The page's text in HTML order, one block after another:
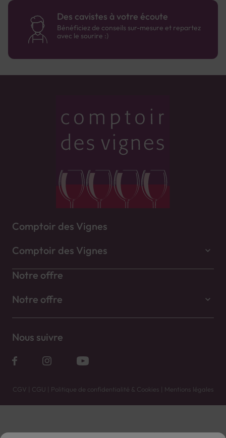
Des cavistes à votre écoute
Bénéficiez de conseils sur-mesure et repartez
avec le sourire :)
Comptoir des Vignes
Comptoir des Vignes
Notre offre
Notre offre
Nous suivre
CGV | CGU | Politique de confidentialité & Cookies | Mentions légales
Vente uniquement en caves. Contactez votre caviste pour plus de renseignements.